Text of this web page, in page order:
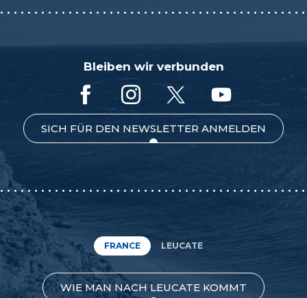
Bleiben wir verbunden
SICH FÜR DEN NEWSLETTER ANMELDEN
FRANCE LEUCATE
WIE MAN NACH LEUCATE KOMMT